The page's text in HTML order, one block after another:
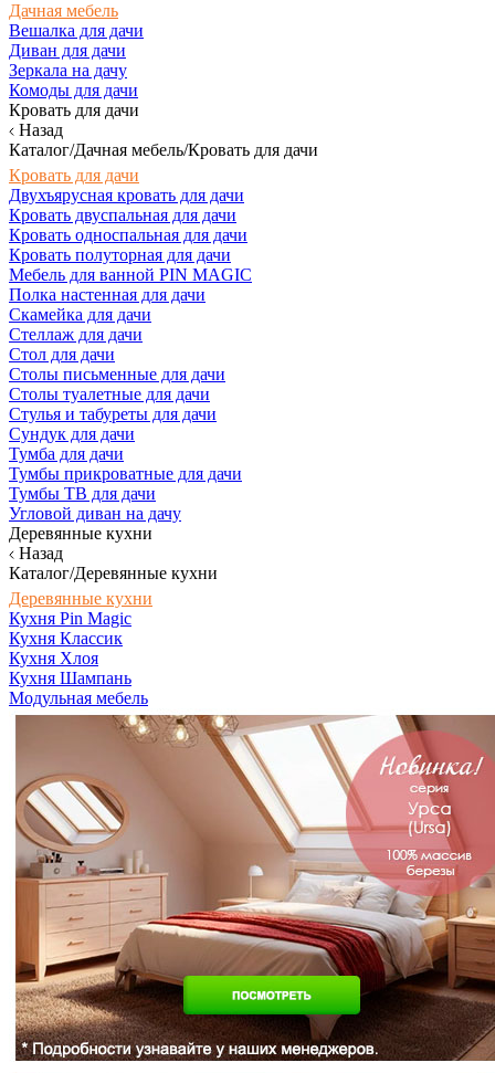
Дачная мебель
Вешалка для дачи
Диван для дачи
Зеркала на дачу
Комоды для дачи
Кровать для дачи
Назад
Каталог/Дачная мебель/Кровать для дачи
Кровать для дачи
Двухъярусная кровать для дачи
Кровать двуспальная для дачи
Кровать односпальная для дачи
Кровать полуторная для дачи
Мебель для ванной PIN MAGIC
Полка настенная для дачи
Скамейка для дачи
Стеллаж для дачи
Стол для дачи
Столы письменные для дачи
Столы туалетные для дачи
Стулья и табуреты для дачи
Сундук для дачи
Тумба для дачи
Тумбы прикроватные для дачи
Тумбы ТВ для дачи
Угловой диван на дачу
Деревянные кухни
Назад
Каталог/Деревянные кухни
Деревянные кухни
Кухня Pin Magic
Кухня Классик
Кухня Хлоя
Кухня Шампань
Модульная мебель